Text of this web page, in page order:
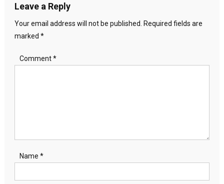
Leave a Reply
Your email address will not be published.
Required fields are
marked *
Comment*
Name *